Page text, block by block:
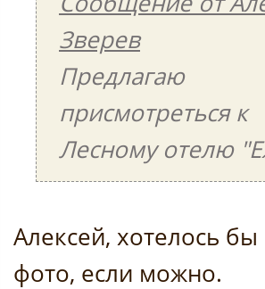
Зверев
Предлагаю
присмотреться к
Лесному отелю
Алексей, хотелось
фото, если можно.